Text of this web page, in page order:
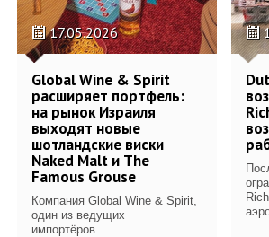
17.05.2026
Global Wine & Spirit
расширяет портфель:
на рынок Израиля
выходят новые
шотландские виски
Naked Malt и The
Famous Grouse
Компания Global Wine & Spirit,
один из ведущих
импортёров...